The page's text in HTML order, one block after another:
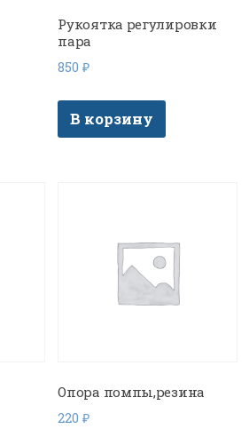
Рукоятка регулировки
пара
850₽
В корзину
Опора помпы,резина
220₽